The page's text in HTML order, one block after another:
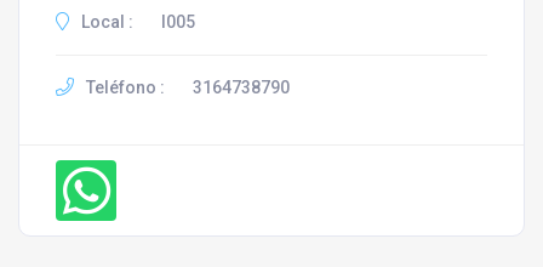
Local : I005
Teléfono : 3164738790